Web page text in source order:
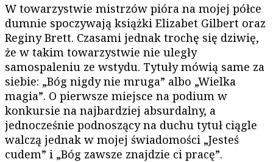
W towarzystwie mistrzów pióra na mojej półce
dumnie spoczywają książki Elizabet Gilbert oraz
Reginy Brett. Czasami jednak trochę się dziwię,
że w takim towarzystwie nie uległy
samospaleniu ze wstydu. Tytuły mówią same za
siebie: „Bóg nigdy nie mruga” albo „Wielka
magia”. O pierwsze miejsce na podium w
konkursie na najbardziej absurdalny, a
jednocześnie podnoszący na duchu tytuł ciągle
walczą jednak w mojej świadomości „Jesteś
cudem” i „Bóg zawsze znajdzie ci pracę”.